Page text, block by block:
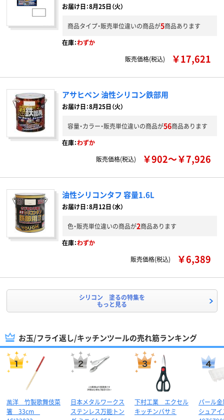
お届け日：8月25日（火）
商品タイプ・販売単位違いの商品が5商品あります
在庫：わずか
販売価格(税込)
￥17,621
アサヒペン 油性シリコン鉄部用
お届け日：8月25日（火）
容量・カラー・販売単位違いの商品が56商品あります
在庫：わずか
販売価格(税込)
￥902～￥7,926
油性シリコンタフ 容量1.6L
お届け日：8月12日（水）
色・販売単位違いの商品が2商品あります
在庫：わずか
販売価格(税込)
￥6,389
シリコン 塗るの特集を
もっと見る
お玉/フライ返し/キッチンツールの売れ筋ランキング
萬洋 竹製歌舞伎菜
箸 33cm
日本メタルワークス
ステンレス万能トン
下村工業 エクセル
キッチンバサミ
パール
シュア